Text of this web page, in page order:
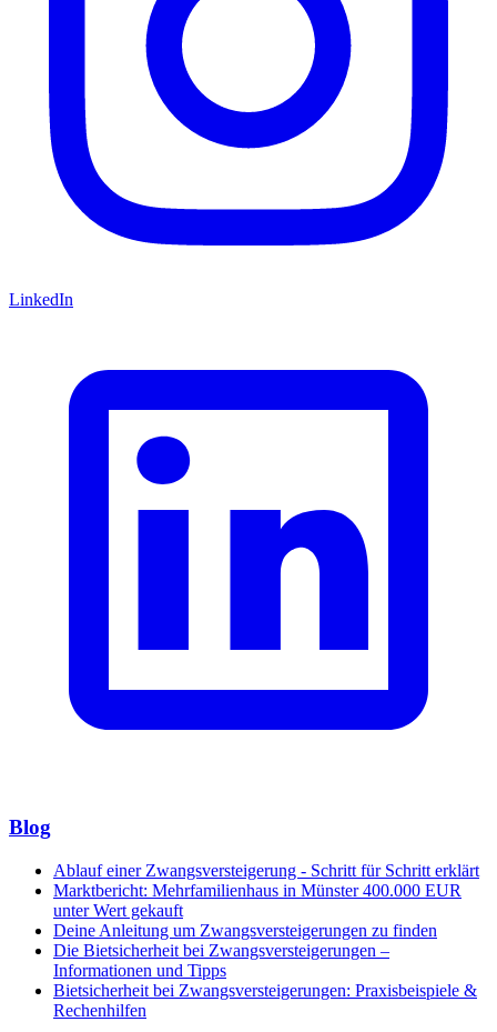
LinkedIn
Blog
Ablauf einer Zwangsversteigerung - Schritt für Schritt erklärt
Marktbericht: Mehrfamilienhaus in Münster 400.000 EUR
unter Wert gekauft
Deine Anleitung um Zwangsversteigerungen zu finden
Die Bietsicherheit bei Zwangsversteigerungen –
Informationen und Tipps
Bietsicherheit bei Zwangsversteigerungen: Praxisbeispiele &
Rechenhilfen